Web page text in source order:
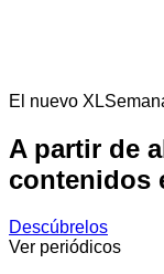
El nuevo
A partir de
contenidos
Descúbrelos
Ver periódicos